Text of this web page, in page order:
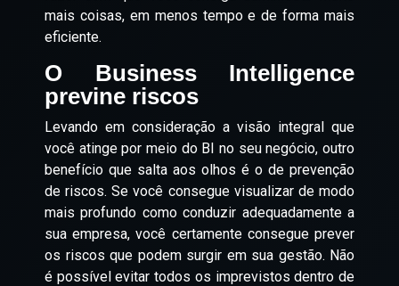
mais coisas, em menos tempo e de forma mais
eficiente.
O Business Intelligence
previne riscos
Levando em consideração a visão integral que
você atinge por meio do BI no seu negócio, outro
benefício que salta aos olhos é o de prevenção
de riscos. Se você consegue visualizar de modo
mais profundo como conduzir adequadamente a
sua empresa, você certamente consegue prever
os riscos que podem surgir em sua gestão. Não
é possível evitar todos os imprevistos dentro de